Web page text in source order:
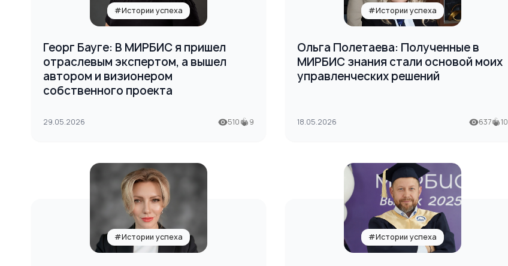
#Истории успеха
Георг Бауге: В МИРБИС я пришел
отраслевым экспертом, а вышел
автором и визионером
собственного проекта
29.05.2026 510 9
#Истории успеха
Ольга Полетаева: Полученные в
МИРБИС знания стали основой моих
управленческих решений
18.05.2026 637 10
#Истории успеха #Истории успеха